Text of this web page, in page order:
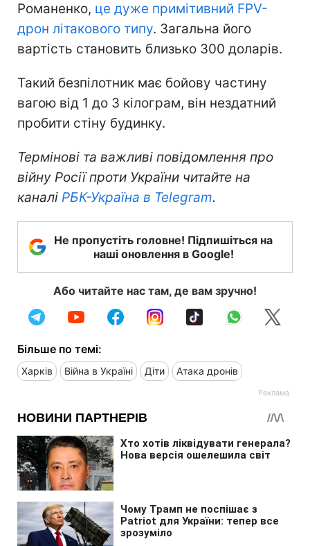
Романенко, це дуже примітивний FPV-
дрон літакового типу. Загальна його
вартість становить близько 300 доларів.
Такий безпілотник має бойову частину
вагою від 1 до 3 кілограм, він нездатний
пробити стіну будинку.
Термінові та важливі повідомлення про
війну Росії проти України читайте на
каналі РБК-Україна в Telegram.
Не пропустіть головне! Підпишіться на
наші оновлення в Google!
Або читайте нас там, де вам зручно!
Більше по темі:
Харків Війна в Україні Діти Атака дронів